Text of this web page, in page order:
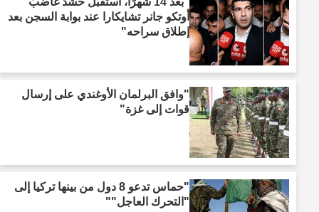
أوتكو جانر تشايكارا عند بوابة السجن بعد
إطلاق سراحه"
"وافق البرلمان الأوغندي على إرسال
قوات إلى غزة"
"حماس تدعو 8 دول من بينها تركيا إلى
"التحرك العاجل""